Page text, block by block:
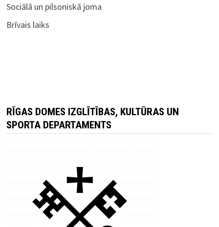
Sociālā un pilsoniskā joma
Brīvais laiks
RĪGAS DOMES IZGLĪTĪBAS, KULTŪRAS UN
SPORTA DEPARTAMENTS